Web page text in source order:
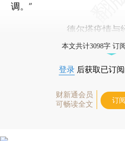
调。”
德尔塔疫情与
本文共计3098字 订
登录 后获取已订
财新通会员
可畅读全文
订